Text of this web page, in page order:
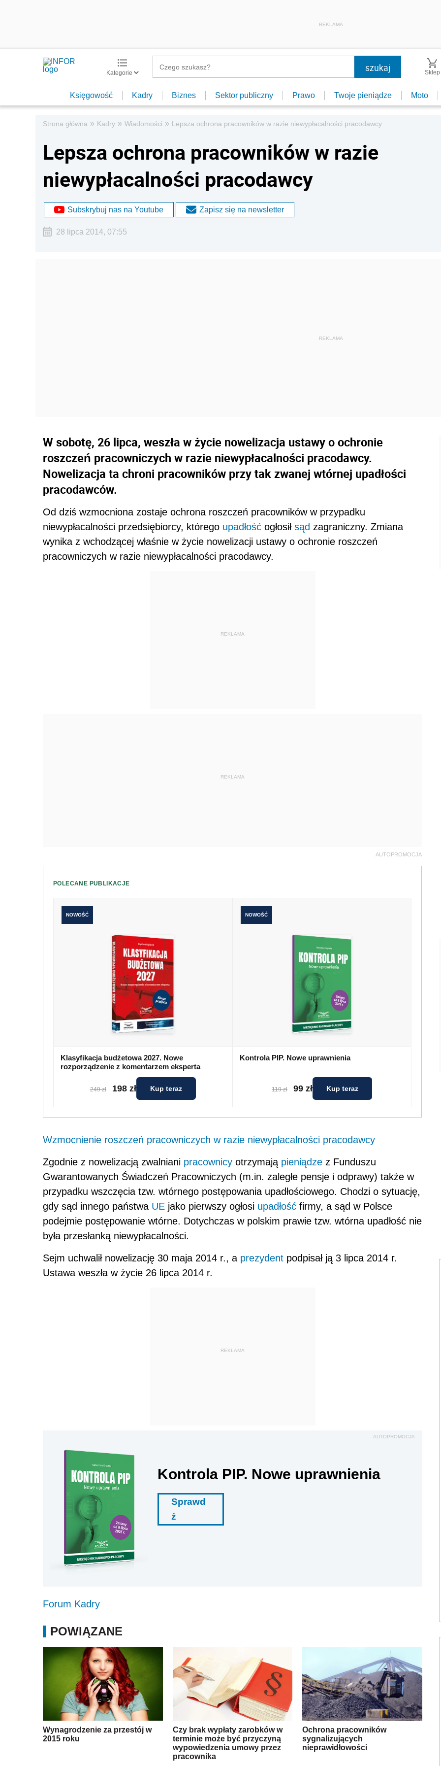
REKLAMA
Kategorie Sklep
Księgowość Kadry Biznes Sektor publiczny Prawo Twoje pieniądze Moto
Strona główna » Kadry » Wiadomości » Lepsza ochrona pracowników w razie niewypłacalności pracodawcy
Lepsza ochrona pracowników w razie
niewypłacalności pracodawcy
Subskrybuj nas na Youtube Zapisz się na newsletter
28 lipca 2014, 07:55
W sobotę, 26 lipca, weszła w życie nowelizacja ustawy o ochronie
roszczeń pracowniczych w razie niewypłacalności pracodawcy.
Nowelizacja ta chroni pracowników przy tak zwanej wtórnej upadłości
pracodawców.
Od dziś wzmocniona zostaje ochrona roszczeń pracowników w przypadku
niewypłacalności przedsiębiorcy, którego upadłość ogłosił sąd zagraniczny. Zmiana
wynika z wchodzącej właśnie w życie nowelizacji ustawy o ochronie roszczeń
pracowniczych w razie niewypłacalności pracodawcy.
REKLAMA
REKLAMA
AUTOPROMOCJA
POLECANE PUBLIKACJE
NOWOŚĆ
Klasyfikacja budżetowa 2027. Nowe
rozporządzenie z komentarzem eksperta
249 zł 198 zł Kup teraz
NOWOŚĆ
Kontrola PIP. Nowe uprawnienia
119 zł 99 zł Kup teraz
Wzmocnienie roszczeń pracowniczych w razie niewypłacalności pracodawcy
Zgodnie z nowelizacją zwalniani pracownicy otrzymają pieniądze z Funduszu
Gwarantowanych Świadczeń Pracowniczych (m.in. zaległe pensje i odprawy) także w
przypadku wszczęcia tzw. wtórnego postępowania upadłościowego. Chodzi o sytuację,
gdy sąd innego państwa UE jako pierwszy ogłosi upadłość firmy, a sąd w Polsce
podejmie postępowanie wtórne. Dotychczas w polskim prawie tzw. wtórna upadłość nie
była przesłanką niewypłacalności.
Sejm uchwalił nowelizację 30 maja 2014 r., a prezydent podpisał ją 3 lipca 2014 r.
Ustawa weszła w życie 26 lipca 2014 r.
REKLAMA
AUTOPROMOCJA
Kontrola PIP. Nowe uprawnienia
Sprawd
ź
Forum Kadry
POWIĄZANE
Wynagrodzenie za przestój w
2015 roku
Czy brak wypłaty zarobków w
terminie może być przyczyną
wypowiedzenia umowy przez
pracownika
Ochrona pracowników
sygnalizujących
nieprawidłowości